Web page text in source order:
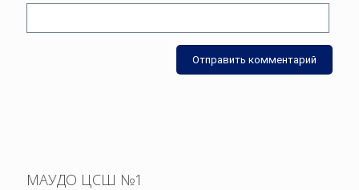
МАУДО ЦСШ №1